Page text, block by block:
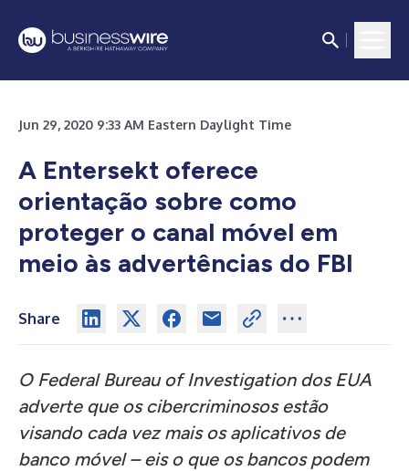
Jun 29, 2020 9:33 AM Eastern Daylight Time
A Entersekt oferece
orientação sobre como
proteger o canal móvel em
meio às advertências do FBI
Share
O Federal Bureau of Investigation dos EUA
adverte que os cibercriminosos estão
visando cada vez mais os aplicativos de
banco móvel – eis o que os bancos podem